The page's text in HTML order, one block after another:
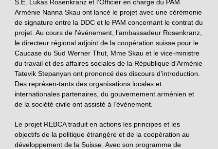
S.E. Lukas Rosenkranz et l’Officier en charge du PAM
Arménie Nanna Skau ont lancé le projet avec une cérémonie
de signature entre la DDC et le PAM concernant le contrat du
projet. Au cours de l’événement, l’ambassadeur Rosenkranz,
le directeur régional adjoint de la coopération suisse pour le
Caucase du Sud Werner Thut, Mme Skau et le vice-ministre
du travail et des affaires sociales de la République d’Arménie
Tatevik Stepanyan ont prononcé des discours d’introduction.
Des représen-tants des organisations locales et
internationales partenaires, du gouvernement arménien et
de la société civile ont assisté à l’événement.
Le projet REBCA traduit en actions les principes et les
objectifs de la politique étrangère et de la coopération au
développement de la Suisse. Avec son programme de